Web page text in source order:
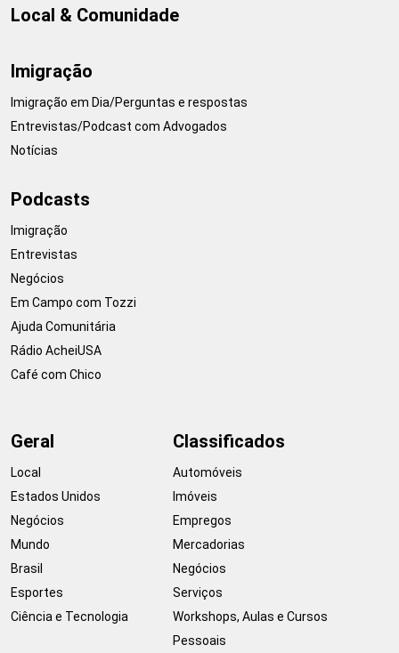
Local & Comunidade
Imigração
Imigração em Dia/Perguntas e respostas
Entrevistas/Podcast com Advogados
Notícias
Podcasts
Imigração
Entrevistas
Negócios
Em Campo com Tozzi
Ajuda Comunitária
Rádio AcheiUSA
Café com Chico
Geral
Local
Estados Unidos
Negócios
Mundo
Brasil
Esportes
Ciência e Tecnologia
Classificados
Automóveis
Imóveis
Empregos
Mercadorias
Negócios
Serviços
Workshops, Aulas e Cursos
Pessoais